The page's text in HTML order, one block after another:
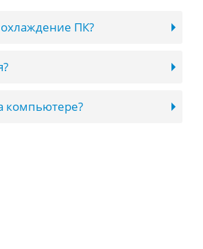
ПК?
компьютере?